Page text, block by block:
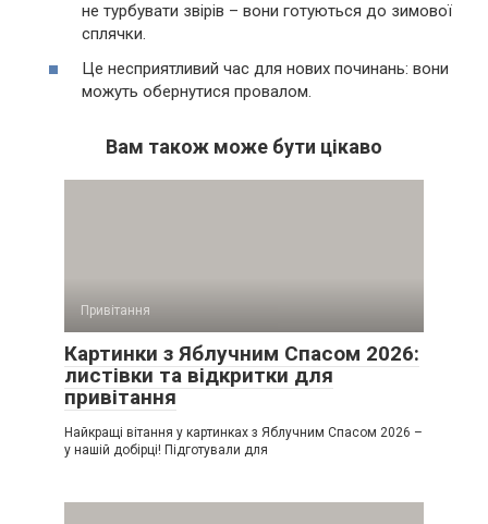
не турбувати звірів – вони готуються до зимової
сплячки.
Це несприятливий час для нових починань: вони
можуть обернутися провалом.
Вам також може бути цікаво
Привітання
Картинки з Яблучним Спасом 2026:
листівки та відкритки для
привітання
Найкращі вітання у картинках з Яблучним Спасом 2026 –
у нашій добірці! Підготували для